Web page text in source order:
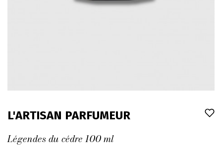
L'ARTISAN PARFUMEUR
Légendes du cédre 100 ml